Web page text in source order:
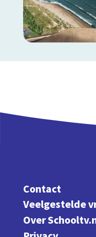
Contact
Veelgestelde
Over